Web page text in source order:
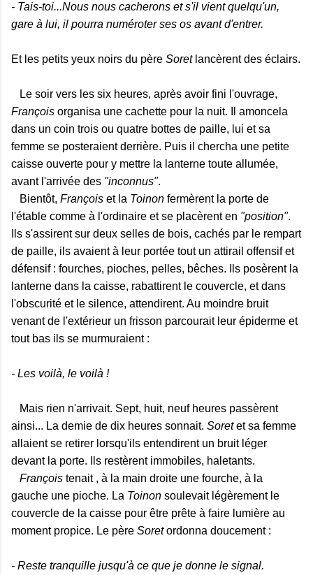
- Tais-toi...Nous nous cacherons et s'il vient quelqu'un,
gare à lui, il pourra numéroter ses os avant d'entrer.
Et les petits yeux noirs du père Soret lancèrent des éclairs.
Le soir vers les six heures, après avoir fini l'ouvrage,
François organisa une cachette pour la nuit. Il amoncela
dans un coin trois ou quatre bottes de paille, lui et sa
femme se posteraient derrière. Puis il chercha une petite
caisse ouverte pour y mettre la lanterne toute allumée,
avant l'arrivée des "inconnus".
Bientôt, François et la Toinon fermèrent la porte de
l'étable comme à l'ordinaire et se placèrent en "position".
Ils s'assirent sur deux selles de bois, cachés par le rempart
de paille, ils avaient à leur portée tout un attirail offensif et
défensif : fourches, pioches, pelles, bêches. Ils posèrent la
lanterne dans la caisse, rabattirent le couvercle, et dans
l'obscurité et le silence, attendirent. Au moindre bruit
venant de l'extérieur un frisson parcourait leur épiderme et
tout bas ils se murmuraient :
- Les voilà, le voilà !
Mais rien n'arrivait. Sept, huit, neuf heures passèrent
ainsi... La demie de dix heures sonnait. Soretet sa femme
allaient se retirer lorsqu'ils entendirent un bruit léger
devant la porte. Ils restèrent immobiles, haletants.
François tenait , à la main droite une fourche, à la
gauche une pioche. La Toinon soulevait légèrement le
couvercle de la caisse pour être prête à faire lumière au
moment propice. Le père Soretordonna doucement :
- Reste tranquille jusqu'à ce que je donne le signal.